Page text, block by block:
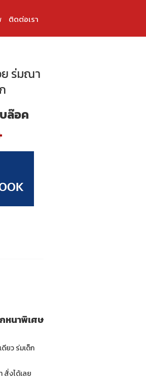
ติดต่อเรา
ย ร่มณา
ล๊อค
หนาพิเศษ
ยว ร่มเด็ก
สั่งได้เลย